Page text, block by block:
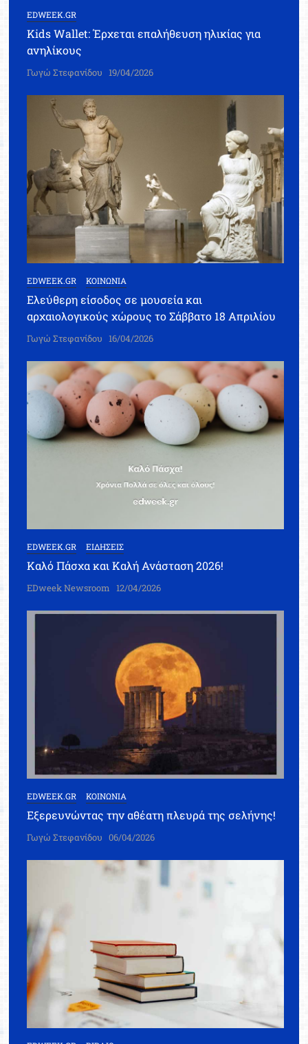
EDWEEK.GR
Kids Wallet: Έρχεται επαλήθευση ηλικίας για
ανηλίκους
Γωγώ Στεφανίδου 19/04/2026
EDWEEK.GR ΚΟΙΝΩΝΙΑ
Ελεύθερη είσοδος σε μουσεία και
αρχαιολογικούς χώρους το Σάββατο 18 Απριλίου
Γωγώ Στεφανίδου 16/04/2026
EDWEEK.GR ΕΙΔΗΣΕΙΣ
Καλό Πάσχα και Καλή Ανάσταση 2026!
EDweek Newsroom 12/04/2026
EDWEEK.GR ΚΟΙΝΩΝΙΑ
Εξερευνώντας την αθέατη πλευρά της σελήνης!
Γωγώ Στεφανίδου 06/04/2026